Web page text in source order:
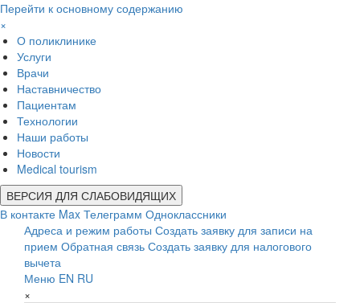
Перейти к основному содержанию
×
О поликлинике
Услуги
Врачи
Наставничество
Пациентам
Технологии
Наши работы
Новости
Medical tourism
ВЕРСИЯ ДЛЯ СЛАБОВИДЯЩИХ
В контакте Max Телеграмм Одноклассники
Адреса и режим работы Создать заявку для записи на
прием Обратная связь Создать заявку для налогового
вычета
Меню EN RU
×